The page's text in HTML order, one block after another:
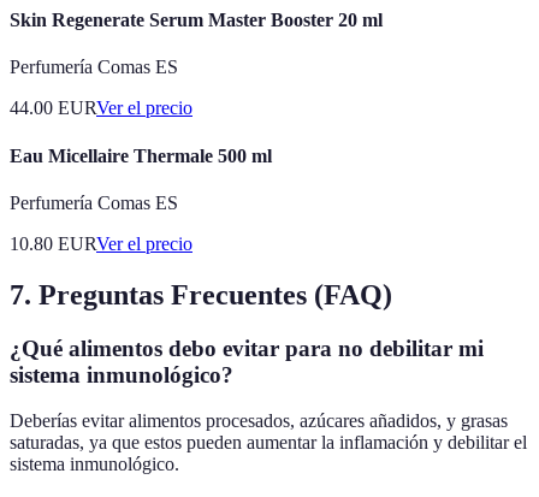
Skin Regenerate Serum Master Booster 20 ml
Perfumería Comas ES
44.00 EURVer el precio
Eau Micellaire Thermale 500 ml
Perfumería Comas ES
10.80 EURVer el precio
7. Preguntas Frecuentes (FAQ)
¿Qué alimentos debo evitar para no debilitar mi
sistema inmunológico?
Deberías evitar alimentos procesados, azúcares añadidos, y grasas
saturadas, ya que estos pueden aumentar la inflamación y debilitar el
sistema inmunológico.